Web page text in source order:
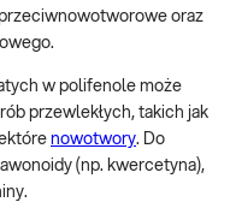
oraz
w polifenole może
przewlekłych, takich jak
nowotwory. Do
(np. kwercetyna),